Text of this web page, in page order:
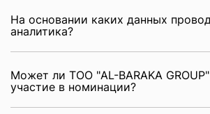
На основании каких данных
аналитика?
Может ли ТОО "AL-BARAKA
участие в номинации?